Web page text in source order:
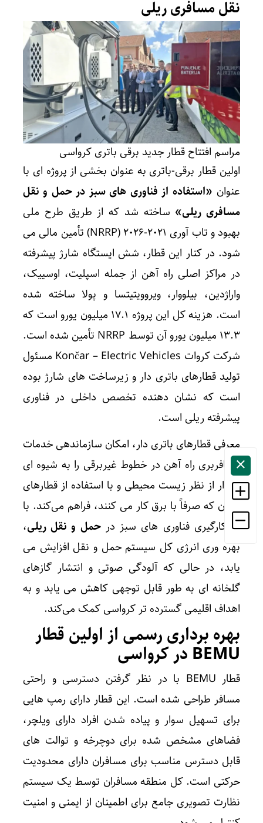
نقل مسافری ریلی
مراسم افتتاح قطار جدید برقی باتری کرواسی
اولین قطار برقی-باتری به عنوان بخشی از پروژه ای با
عنوان «استفاده از فناوری های سبز در حمل و نقل
مسافری ریلی» ساخته شد که از طریق طرح ملی
بهبود و تاب آوری ۲۰۲۱-۲۰۲۶ (NRRP) تأمین مالی می
شود. در کنار این قطار، شش ایستگاه شارژ پیشرفته
در مراکز اصلی راه آهن از جمله اسپلیت، اوسییک،
واراژدین، بیلووار، ویروویتیتسا و پولا ساخته شده
است. هزینه کل این پروژه ۱۷.۱ میلیون یورو است که
۱۳.۳ میلیون یورو آن توسط NRRP تأمین شده است.
شرکت کروات Končar – Electric Vehicles مسئول
تولید قطارهای باتری دار و زیرساخت های شارژ بوده
است که نشان دهنده تخصص داخلی در فناوری
پیشرفته ریلی است.
معرفی قطارهای باتری دار، امکان سازماندهی خدمات
مسافربری راه آهن در خطوط غیربرقی را به شیوه ای
پایدار از نظر زیست محیطی و با استفاده از قطارهای
مدرن که صرفاً با برق کار می کنند، فراهم می‌کند. با
به کارگیری فناوری های سبز درحمل و نقل ریلی،
بهره وری انرژی کل سیستم حمل و نقل افزایش می
یابد، در حالی که آلودگی صوتی و انتشار گازهای
گلخانه ای به طور قابل توجهی کاهش می یابد و به
اهداف اقلیمی گسترده تر کرواسی کمک می‌کند.
بهره برداری رسمی از اولین قطار
BEMU در کرواسی
قطار BEMU با در نظر گرفتن دسترسی و راحتی
مسافر طراحی شده است. این قطار دارای رمپ هایی
برای تسهیل سوار و پیاده شدن افراد دارای ویلچر،
فضاهای مشخص شده برای دوچرخه و توالت های
قابل دسترس مناسب برای مسافران دارای محدودیت
حرکتی است. کل منطقه مسافران توسط یک سیستم
نظارت تصویری جامع برای اطمینان از ایمنی و امنیت